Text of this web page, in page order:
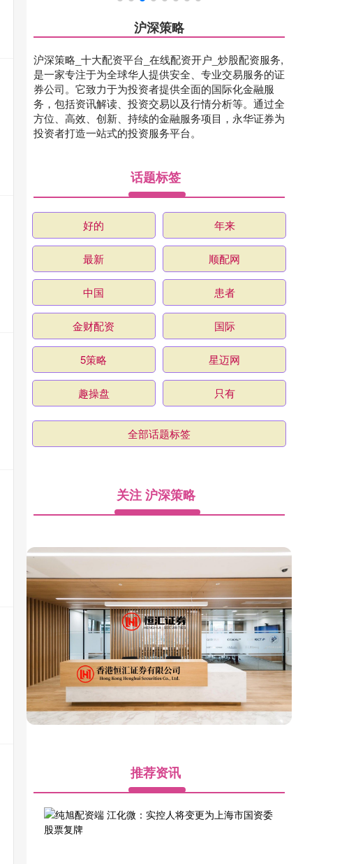
沪深策略
沪深策略_十大配资平台_在线配资开户_炒股配资服务,
是一家专注于为全球华人提供安全、专业交易服务的证
券公司。它致力于为投资者提供全面的国际化金融服
务，包括资讯解读、投资交易以及行情分析等。通过全
方位、高效、创新、持续的金融服务项目，永华证券为
投资者打造一站式的投资服务平台。
话题标签
好的 年来
最新 顺配网
中国 患者
金财配资 国际
5策略 星迈网
趣操盘 只有
全部话题标签
关注 沪深策略
推荐资讯